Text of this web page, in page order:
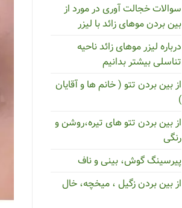
سوالات خجالت‌ آوری در مورد از
بین بردن موهای زائد با لیزر
درباره لیزر موهای زائد ناحیه
تناسلی بیشتر بدانیم
از بین بردن تتو ( خانم ها و آقایان
)
از بین بردن تتو های تیره،روشن و
رنگی
پیرسینگ گوش، بینی و ناف
از بین بردن زگیل ، میخچه، خال